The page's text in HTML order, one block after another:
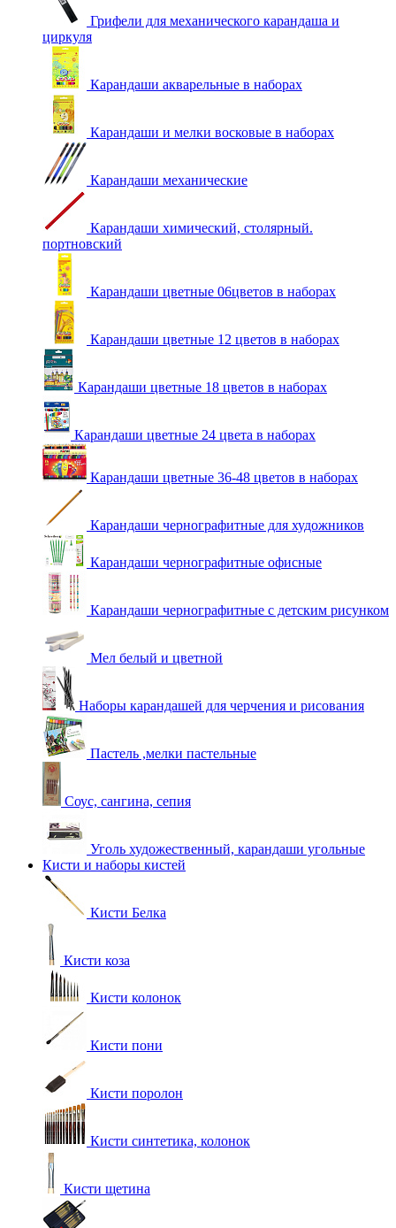
Грифели для механического карандаша и
циркуля
Карандаши акварельные в наборах
Карандаши и мелки восковые в наборах
Карандаши механические
Карандаши химический, столярный.
портновский
Карандаши цветные 06цветов в наборах
Карандаши цветные 12 цветов в наборах
Карандаши цветные 18 цветов в наборах
Карандаши цветные 24 цвета в наборах
Карандаши цветные 36-48 цветов в наборах
Карандаши чернографитные для художников
Карандаши чернографитные офисные
Карандаши чернографитные с детским рисунком
Мел белый и цветной
Наборы карандашей для черчения и рисования
Пастель ,мелки пастельные
Соус, сангина, сепия
Уголь художественный, карандаши угольные
Кисти и наборы кистей
Кисти Белка
Кисти коза
Кисти колонок
Кисти пони
Кисти поролон
Кисти синтетика, колонок
Кисти щетина